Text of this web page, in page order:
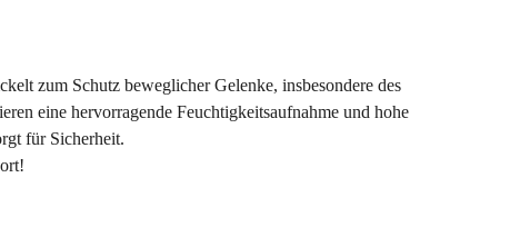
zum Schutz beweglicher Gelenke, insbesondere des
eine hervorragende Feuchtigkeitsaufnahme und hohe
für Sicherheit.